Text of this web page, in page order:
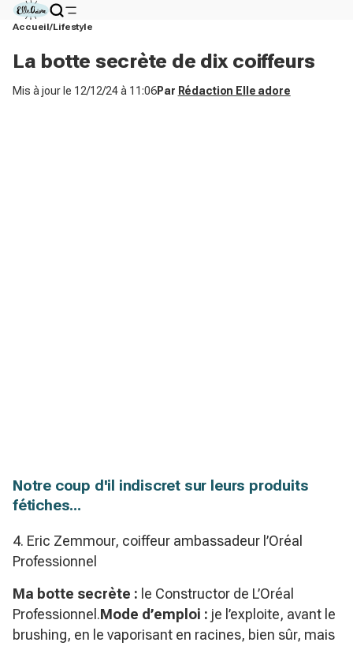
Accueil Lifestyle
La botte secrète de dix coiffeurs
Mis à jour le 12/12/24 à 11:06Par Rédaction Elle adore
Notre coup d'il indiscret sur leurs produits
fétiches...
4. Eric Zemmour, coiffeur ambassadeur l’Oréal
Professionnel
Ma botte secrète : le Constructor de L’Oréal
Professionnel.Mode d’emploi : je l’exploite, avant le
brushing, en le vaporisant en racines, bien sûr, mais